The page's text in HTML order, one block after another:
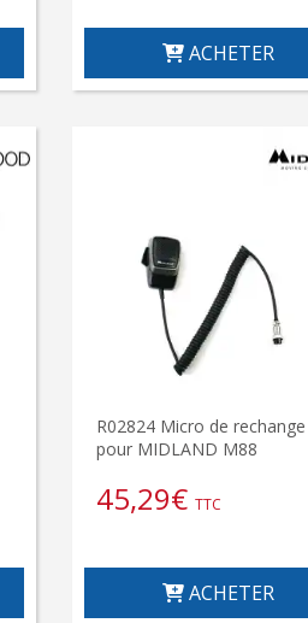
ACHETER
R02824 Micro de rechange
pour MIDLAND M88
45,29€ TTC
ACHETER